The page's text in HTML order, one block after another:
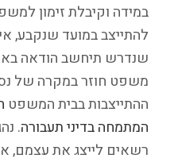
במידה וקיבלת זימון
להתייצב במועד שנקבע,
שנדרש תיחשב הודאה
משפט חוזר במקרה של
ההתייצבות בבית המשפט
המתמחה בדיני תעבורה.
רשאים לייצג את עצמם,